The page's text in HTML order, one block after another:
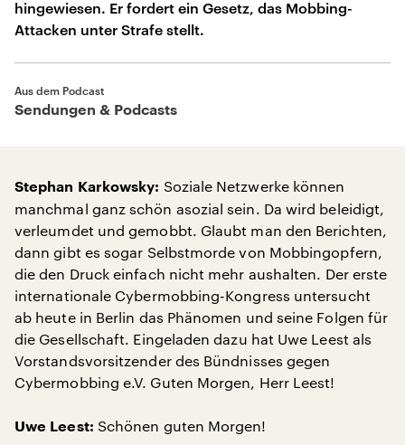
hingewiesen. Er fordert ein Gesetz, das Mobbing-
Attacken unter Strafe stellt.
Aus dem Podcast
Sendungen & Podcasts
Stephan Karkowsky: Soziale Netzwerke können
manchmal ganz schön asozial sein. Da wird beleidigt,
verleumdet und gemobbt. Glaubt man den Berichten,
dann gibt es sogar Selbstmorde von Mobbingopfern,
die den Druck einfach nicht mehr aushalten. Der erste
internationale Cybermobbing-Kongress untersucht
ab heute in Berlin das Phänomen und seine Folgen für
die Gesellschaft. Eingeladen dazu hat Uwe Leest als
Vorstandsvorsitzender des Bündnisses gegen
Cybermobbing e.V. Guten Morgen, Herr Leest!
Uwe Leest: Schönen guten Morgen!